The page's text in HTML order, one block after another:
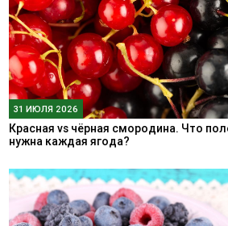
31 ИЮЛЯ 2026
Красная vs чёрная смородина. Что
нужна каждая ягода?